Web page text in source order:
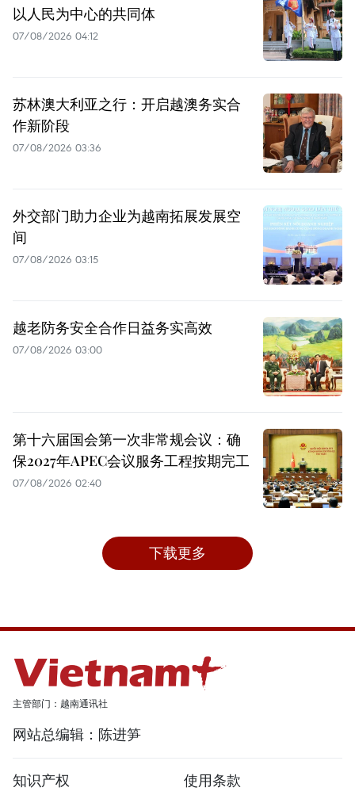
以人民为中心的共同体
07/08/2026 04:12
苏林澳大利亚之行：开启越澳务实合
作新阶段
07/08/2026 03:36
外交部门助力企业为越南拓展发展空
间
07/08/2026 03:15
越老防务安全合作日益务实高效
07/08/2026 03:00
第十六届国会第一次非常规会议：确
保2027年APEC会议服务工程按期完工
07/08/2026 02:40
下载更多
主管部门：越南通讯社
网站总编辑：陈进笋
知识产权 使用条款